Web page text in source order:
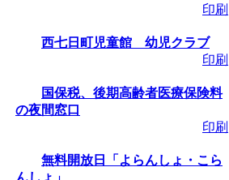
印刷
西七日町児童館 幼児クラブ
印刷
国保税、後期高齢者医療保険料
の夜間窓口
印刷
無料開放日「よらんしょ・こら
んしょ」